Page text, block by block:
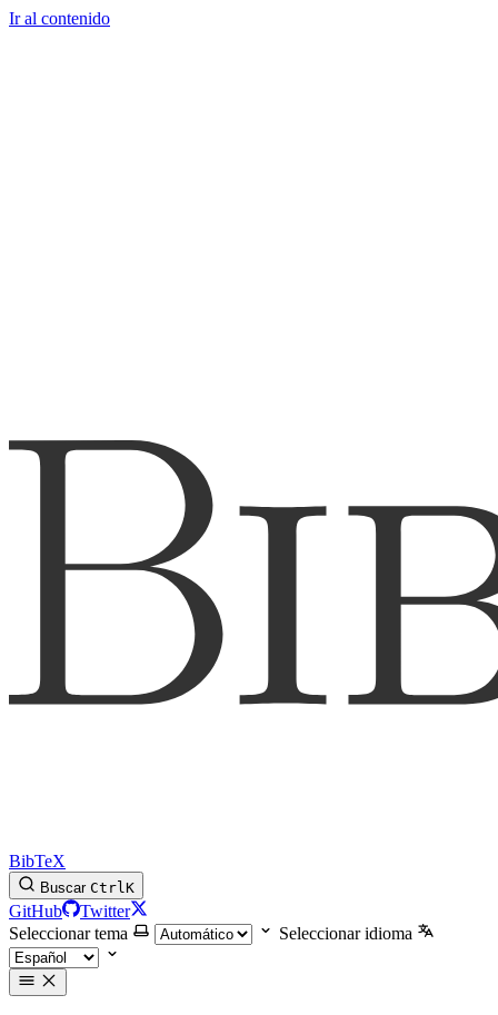
Ir al contenido
BibTeX
Buscar CtrlK
GitHub
Twitter
Seleccionar tema
Seleccionar idioma